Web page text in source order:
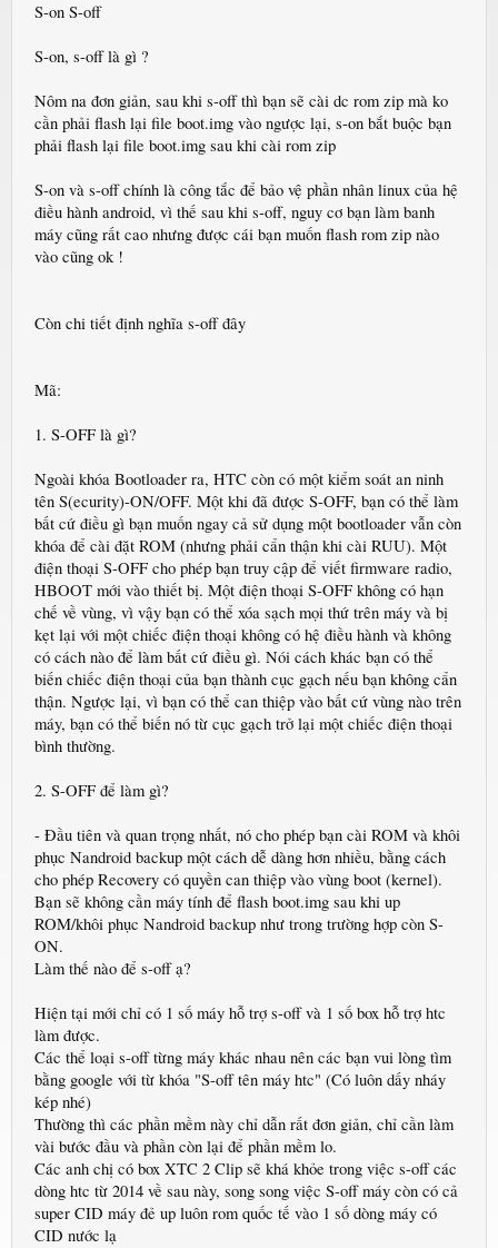
S-on S-off
S-on, s-off là gì ?
Nôm na đơn giản, sau khi s-off thì bạn sẽ cài dc rom zip mà ko
cần phải flash lại file boot.img vào ngược lại, s-on bắt buộc bạn
phải flash lại file boot.img sau khi cài rom zip
S-on và s-off chính là công tắc để bảo vệ phần nhân linux của hệ
điều hành android, vì thế sau khi s-off, nguy cơ bạn làm banh
máy cũng rất cao nhưng được cái bạn muốn flash rom zip nào
vào cũng ok !
Còn chi tiết định nghĩa s-off đây
Mã:
1. S-OFF là gì?
Ngoài khóa Bootloader ra, HTC còn có một kiểm soát an ninh
tên S(ecurity)-ON/OFF. Một khi đã được S-OFF, bạn có thể làm
bất cứ điều gì bạn muốn ngay cả sử dụng một bootloader vẫn còn
khóa để cài đặt ROM (nhưng phải cẩn thận khi cài RUU). Một
điện thoại S-OFF cho phép bạn truy cập để viết firmware radio,
HBOOT mới vào thiết bị. Một điện thoại S-OFF không có hạn
chế về vùng, vì vậy bạn có thể xóa sạch mọi thứ trên máy và bị
kẹt lại với một chiếc điện thoại không có hệ điều hành và không
có cách nào để làm bất cứ điều gì. Nói cách khác bạn có thể
biến chiếc điện thoại của bạn thành cục gạch nếu bạn không cẩn
thận. Ngược lại, vì bạn có thể can thiệp vào bất cứ vùng nào trên
máy, bạn có thể biến nó từ cục gạch trở lại một chiếc điện thoại
bình thường.
2. S-OFF để làm gì?
- Đầu tiên và quan trọng nhất, nó cho phép bạn cài ROM và khôi
phục Nandroid backup một cách dễ dàng hơn nhiều, bằng cách
cho phép Recovery có quyền can thiệp vào vùng boot (kernel).
Bạn sẽ không cần máy tính để flash boot.img sau khi up
ROM/khôi phục Nandroid backup như trong trường hợp còn S-
ON.
Làm thế nào để s-off ạ?
Hiện tại mới chỉ có 1 số máy hỗ trợ s-off và 1 số box hỗ trợ htc
làm được.
Các thể loại s-off từng máy khác nhau nên các bạn vui lòng tìm
bằng google với từ khóa "S-off tên máy htc" (Có luôn dấy nháy
kép nhé)
Thường thì các phần mềm này chỉ dẫn rất đơn giản, chỉ cần làm
vài bước đầu và phần còn lại để phần mềm lo.
Các anh chị có box XTC 2 Clip sẽ khá khỏe trong việc s-off các
dòng htc từ 2014 về sau này, song song việc S-off máy còn có cả
super CID máy đẻ up luôn rom quốc tế vào 1 số dòng máy có
CID nước lạ